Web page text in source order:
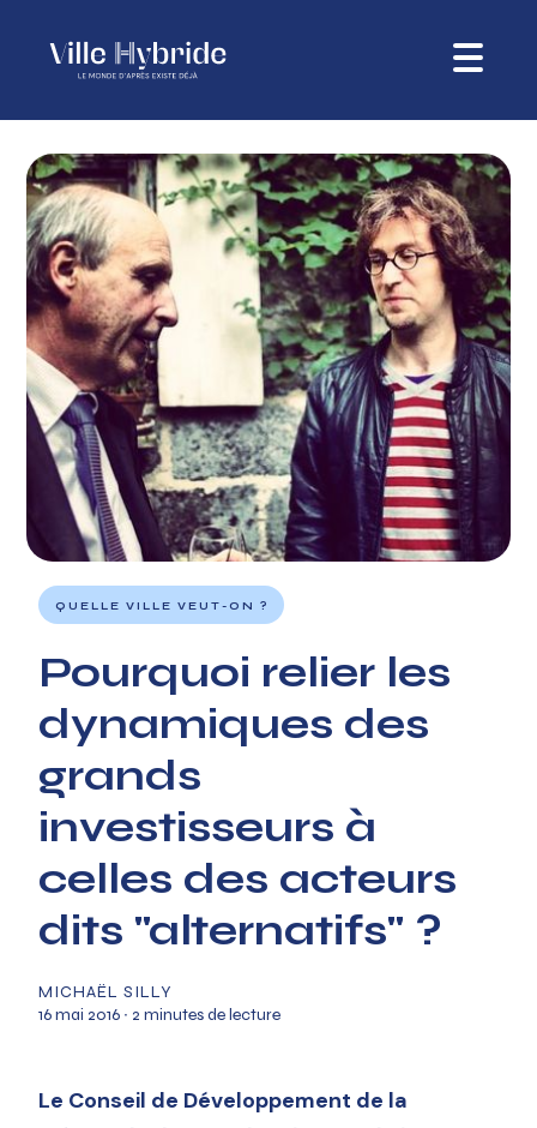
QUELLE VILLE VEUT-ON ?
Pourquoi relier les
dynamiques des
grands
investisseurs à
celles des acteurs
dits "alternatifs" ?
MICHAËL SILLY
16 mai 2016 ∙ 2 minutes de lecture
Le Conseil de Développement de la